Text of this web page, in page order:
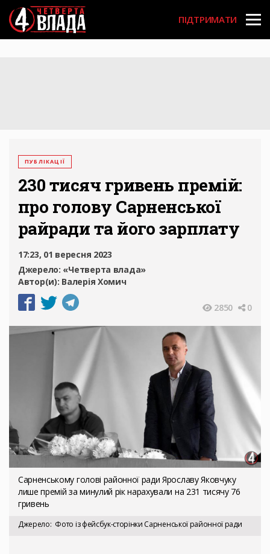
Перейти
до
основного
вмісту
User
account
ПІДТРИМАТИ
ПУБЛІКАЦІЇ
230 тисяч гривень премій:
про голову Сарненської
райради та його зарплату
17:23, 01 вересня 2023
Джерело: «Четверта влада»
Автор(и): Валерія Хомич
2850 0
Сарненському голові районної ради Ярославу Яковчуку
лише премій за минулий рік нарахували на 231 тисячу 76
гривень
Джерело Фото із фейсбук-сторінки Сарненської районної ради